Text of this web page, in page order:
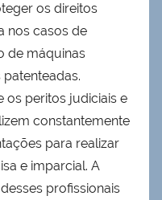
os direitos
nos casos de
de máquinas
os peritos judiciais e
constantemente
para realizar
e imparcial. A
profissionais